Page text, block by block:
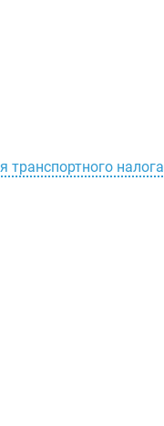
налога